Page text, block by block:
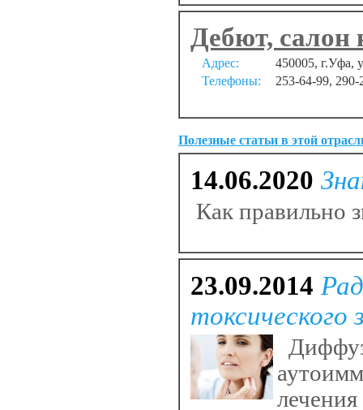
Дебют,
Адрес:
450005, г.Уфа,
Телефоны:
253-64-99, 290-
Полезные статьи в этой
14.06.2020
Как правильно
23.09.2014
токсического
лечения